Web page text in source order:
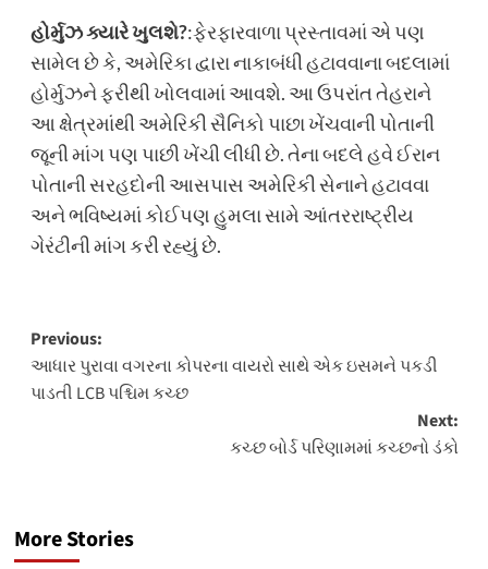
હોર્મુઝ ક્યારે ખુલશે?:ફેરફારવાળા પ્રસ્તાવમાં એ પણ
સામેલ છે કે, અમેરિકા દ્વારા નાકાબંધી હટાવવાના બદલામાં
હોર્મુઝને ફરીથી ખોલવામાં આવશે. આ ઉપરાંત તેહરાને
આ ક્ષેત્રમાંથી અમેરિકી સૈનિકો પાછા ખેંચવાની પોતાની
જૂની માંગ પણ પાછી ખેંચી લીધી છે. તેના બદલે હવે ઈરાન
પોતાની સરહદોની આસપાસ અમેરિકી સેનાને હટાવવા
અને ભવિષ્યમાં કોઈપણ હુમલા સામે આંતરરાષ્ટ્રીય
ગેરંટીની માંગ કરી રહ્યું છે.
Post
navigation
Previous:
આધાર પુરાવા વગરના કોપરના વાયરો સાથે એક ઇસમને પકડી
પાડતી LCB પશ્ચિમ કચ્છ
Next:
કચ્છ બોર્ડ પરિણામમાં કચ્છનો ડંકો
More Stories